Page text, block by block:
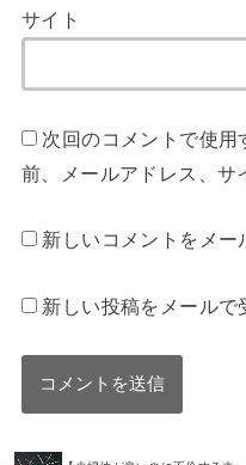
サイト
次回のコメントで使用
前、メールアドレス、サ
新しいコメントをメー
新しい投稿をメールで